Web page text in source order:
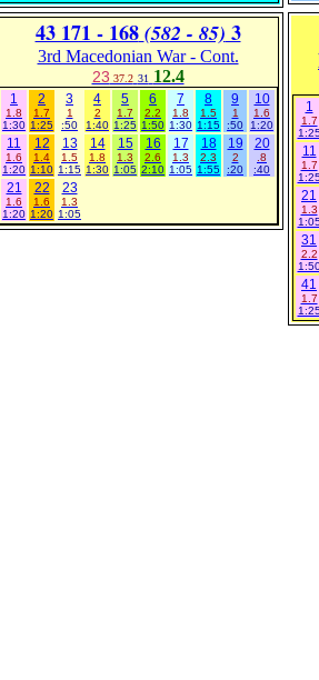
43 171 - 168 (582 - 85) 3
3rd Macedonian War - Cont.
23 37.2 31 12.4
1
1.8
1:30
2
1.7
1:25
3
1
:50
4
2
1:40
5
1.7
1:25
6
2.2
1:50
7
1.8
1:30
8
1.5
1:15
9
1
:50
10
1.6
1:20
11
1.6
1:20
12
1.4
1:10
13
1.5
1:15
14
1.8
1:30
15
1.3
1:05
16
2.6
2:10
17
1.3
1:05
18
2.3
1:55
19
2
:20
20
.8
:40
21
1.6
1:20
22
1.6
1:20
23
1.3
1:05
1
1.7
11
1.7
21
1.3
31
2.2
41
1.7